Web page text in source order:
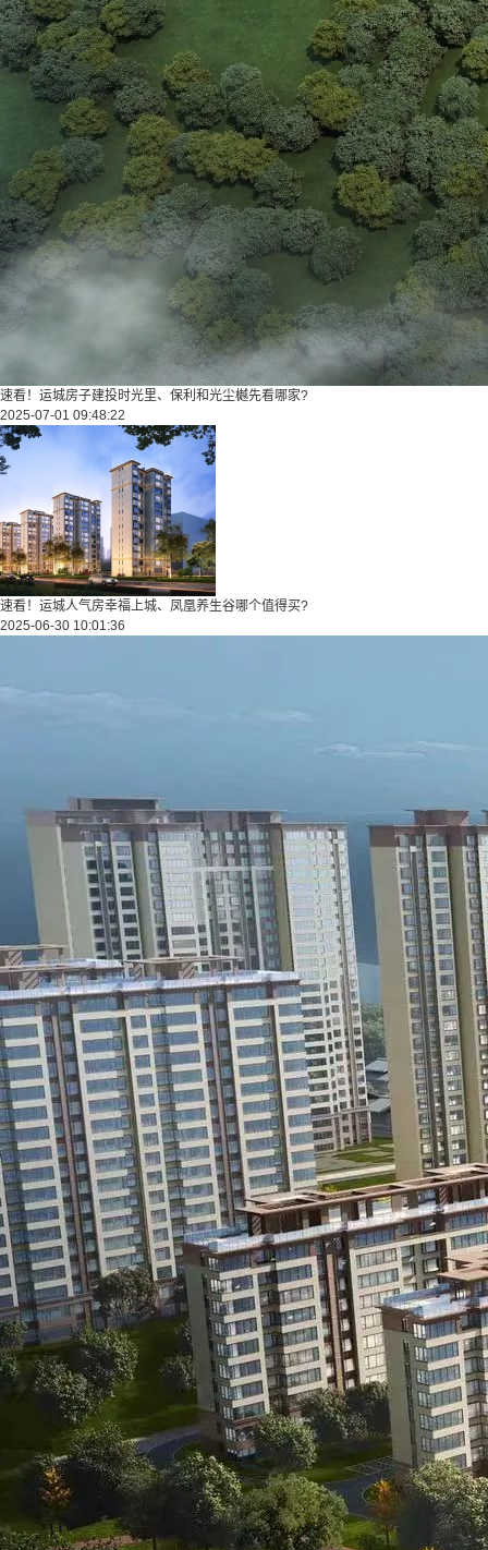
速看！运城房子建投时光里、保利和光尘樾先看哪家?
2025-07-01 09:48:22
速看！运城人气房幸福上城、凤凰养生谷哪个值得买?
2025-06-30 10:01:36